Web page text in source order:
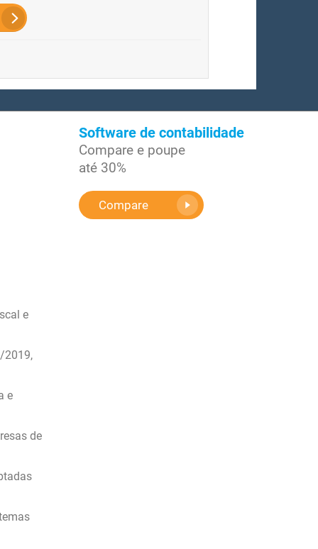
e
2019,
e
de
Software de contabilidade
Compare e poupe
até 30%
Compare